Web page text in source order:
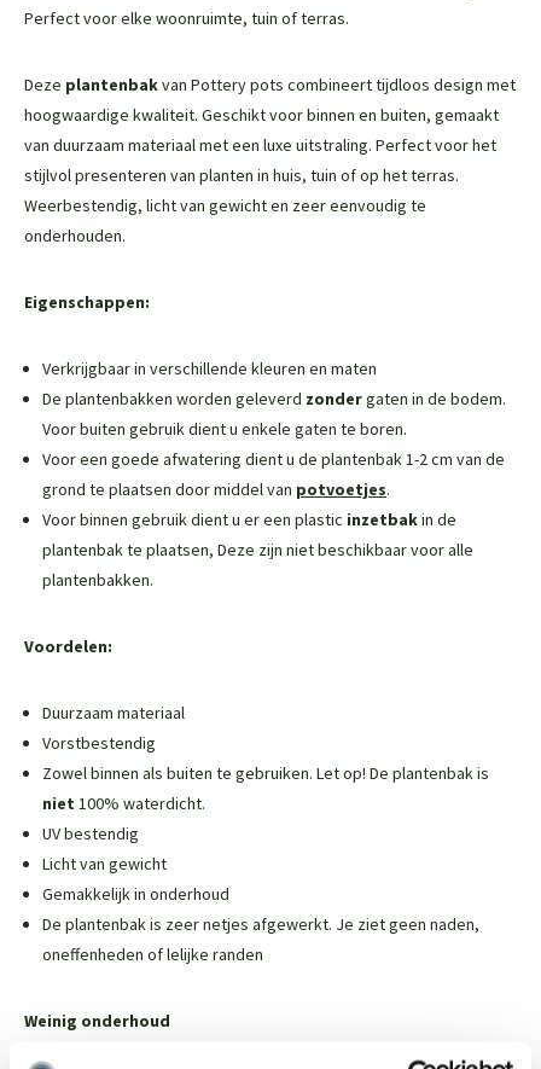
Perfect voor elke woonruimte, tuin of terras.
Deze plantenbakvan Pottery pots combineert tijdloos design met
hoogwaardige kwaliteit. Geschikt voor binnen en buiten, gemaakt
van duurzaam materiaal met een luxe uitstraling. Perfect voor het
stijlvol presenteren van planten in huis, tuin of op het terras.
Weerbestendig, licht van gewicht en zeer eenvoudig te
onderhouden.
Eigenschappen:
Verkrijgbaar in verschillende kleuren en maten
De plantenbakken worden geleverd zondergaten in de bodem.
Voor buiten gebruik dient u enkele gaten te boren.
Voor een goede afwatering dient u de plantenbak 1-2 cm van de
grond te plaatsen door middel van potvoetjes.
Voor binnen gebruik dient u er een plastic inzetbakin de
plantenbak te plaatsen, Deze zijn niet beschikbaar voor alle
plantenbakken.
Voordelen:
Duurzaam materiaal
Vorstbestendig
Zowel binnen als buiten te gebruiken. Let op! De plantenbak is
niet 100% waterdicht.
UV bestendig
Licht van gewicht
Gemakkelijk in onderhoud
De plantenbak is zeer netjes afgewerkt. Je ziet geen naden,
oneffenheden of lelijke randen
Weinig onderhoud